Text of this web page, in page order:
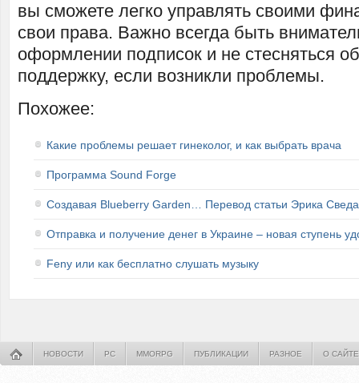
вы сможете легко управлять своими
свои права. Важно всегда быть
оформлении подписок и не стесняться
поддержку, если возникли проблемы.
Похожее:
Какие проблемы решает гинеколог, и как выбрать врача
Программа Sound Forge
Создавая Blueberry Garden… Перевод статьи Эрика
Отправка и получение денег в Украине – новая ступень
Feny или как бесплатно слушать музыку
НОВОСТИ PC MMORPG ПУБЛИКАЦИИ РАЗНОЕ О САЙТЕ